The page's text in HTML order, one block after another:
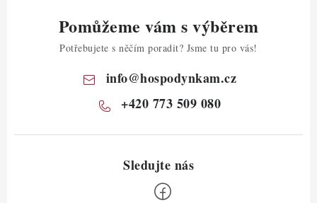
Pomůžeme vám s výběrem
Potřebujete s něčím poradit? Jsme tu pro vás!
info@hospodynkam.cz
+420 773 509 080